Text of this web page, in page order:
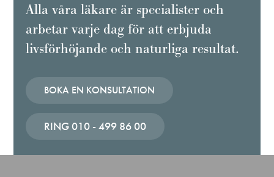
Alla våra läkare är specialister och
arbetar varje dag för att erbjuda
livsförhöjande och naturliga resultat.
BOKA EN KONSULTATION
RING 010 - 499 86 00